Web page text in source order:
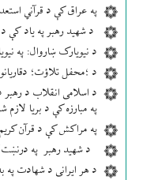
په عراق کې د قرآني
د شهید رهبر په یاد کې
د نیویارک ښاروال: په
د ؛محفل تلاؤت؛
د اسلامی انقلاب د
په مبارزه کې د بریا
په مراکش کې د قرآن
د شهید رهبر په
د هر ایرانی د شهادت